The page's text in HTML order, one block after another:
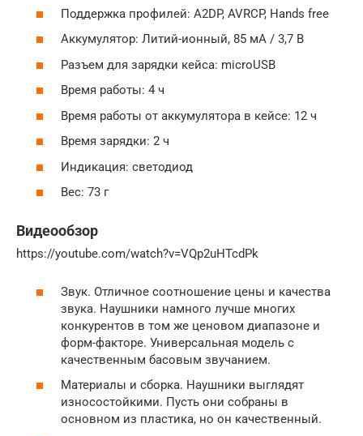
Поддержка профилей: A2DP, AVRCP, Hands free
Аккумулятор: Литий-ионный, 85 мА / 3,7 В
Разъем для зарядки кейса: microUSB
Время работы: 4 ч
Время работы от аккумулятора в кейсе: 12 ч
Время зарядки: 2 ч
Индикация: светодиод
Вес: 73 г
Видеообзор
https://youtube.com/watch?v=VQp2uHTcdPk
Звук. Отличное соотношение цены и качества
звука. Наушники намного лучше многих
конкурентов в том же ценовом диапазоне и
форм-факторе. Универсальная модель с
качественным басовым звучанием.
Материалы и сборка. Наушники выглядят
износостойкими. Пусть они собраны в
основном из пластика, но он качественный.